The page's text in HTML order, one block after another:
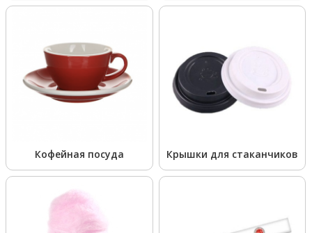
Кофейная посуда Крышки для стаканчиков